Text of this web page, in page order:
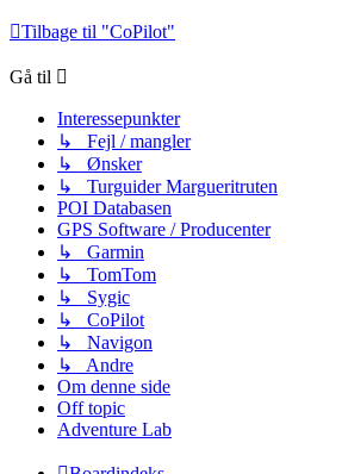
Tilbage til "CoPilot"
Gå til
Interessepunkter
↳ Fejl / mangler
↳ Ønsker
↳ Turguider Margueritruten
POI Databasen
GPS Software / Producenter
↳ Garmin
↳ TomTom
↳ Sygic
↳ CoPilot
↳ Navigon
↳ Andre
Om denne side
Off topic
Adventure Lab